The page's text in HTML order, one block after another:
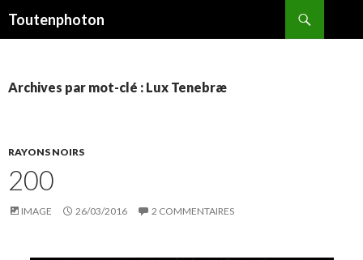
Toutenphoton
Archives par mot-clé : Lux Tenebræ
RAYONS NOIRS
200
IMAGE 26/03/2016 2 COMMENTAIRES